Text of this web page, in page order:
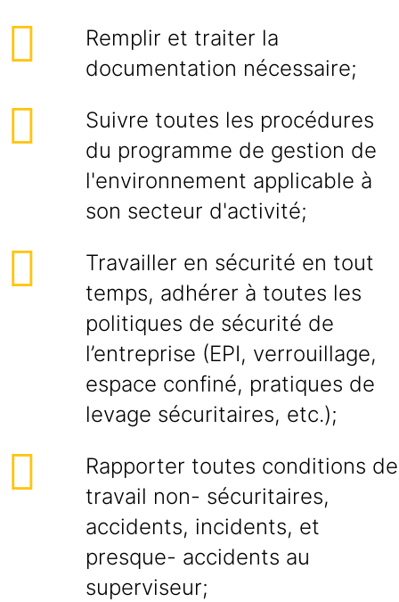
Remplir et traiter la
documentation nécessaire;
Suivre toutes les procédures
du programme de gestion de
l'environnement applicable à
son secteur d'activité;
Travailler en sécurité en tout
temps, adhérer à toutes les
politiques de sécurité de
l’entreprise (EPI, verrouillage,
espace confiné, pratiques de
levage sécuritaires, etc.);
Rapporter toutes conditions de
travail non- sécuritaires,
accidents, incidents, et
presque- accidents au
superviseur;